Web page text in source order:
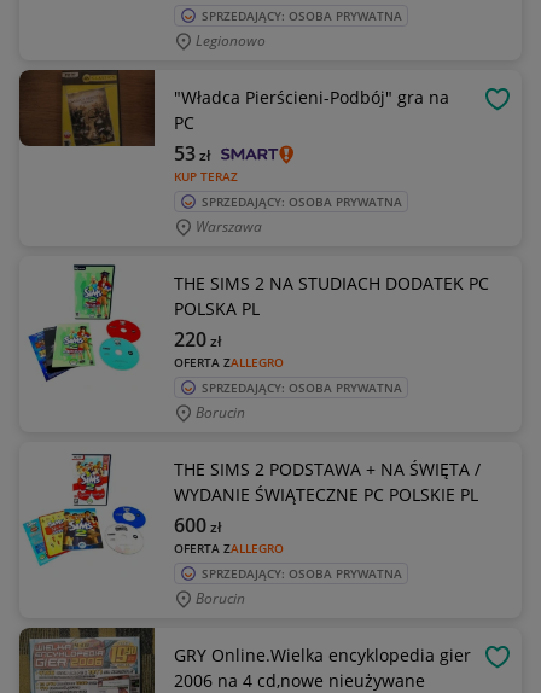
SPRZEDAJĄCY: OSOBA PRYWATNA
Legionowo
"Władca Pierścieni-Podbój" gra na
PC
KUP TERAZ
53zł
SPRZEDAJĄCY: OSOBA PRYWATNA
Warszawa
THE SIMS 2 NA STUDIACH DODATEK PC
POLSKA PL
OFERTA ZALLEGRO
220zł
SPRZEDAJĄCY: OSOBA PRYWATNA
Borucin
THE SIMS 2 PODSTAWA + NA ŚWIĘTA /
WYDANIE ŚWIĄTECZNE PC POLSKIE PL
OFERTA ZALLEGRO
600zł
SPRZEDAJĄCY: OSOBA PRYWATNA
Borucin
GRY Online.Wielka encyklopedia gier
2006 na 4 cd,nowe nieużywane